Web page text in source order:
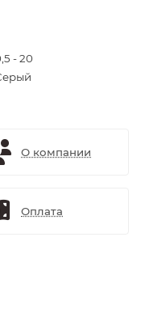
- 20
О компании
Оплата